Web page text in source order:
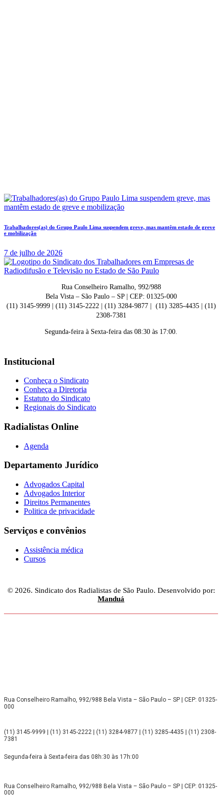
Trabalhadores(as) do Grupo Paulo Lima suspendem greve, mas mantêm estado de greve
e mobilização
7 de julho de 2026
Rua Conselheiro Ramalho, 992/988
Bela Vista – São Paulo – SP | CEP: 01325-000
(11) 3145-9999 | (11) 3145-2222 | (11) 3284-9877 | (11) 3285-4435 | (11)
2308-7381
Segunda-feira à Sexta-feira das 08:30 às 17:00.
Institucional
Conheça o Sindicato
Conheça a Diretoria
Estatuto do Sindicato
Regionais do Sindicato
Radialistas Online
Agenda
Departamento Jurídico
Advogados Capital
Advogados Interior
Direitos Permanentes
Politica de privacidade
Serviços e convênios
Assistência médica
Cursos
© 2026. Sindicato dos Radialistas de São Paulo. Desenvolvido por:
Manduá
Rua Conselheiro Ramalho, 992/988 Bela Vista – São Paulo – SP | CEP: 01325-
000
(11) 3145-9999 | (11) 3145-2222 | (11) 3284-9877 | (11) 3285-4435 | (11) 2308-
7381
Segunda-feira à Sexta-feira das 08h:30 às 17h:00
Rua Conselheiro Ramalho, 992/988 Bela Vista – São Paulo – SP | CEP: 01325-
000